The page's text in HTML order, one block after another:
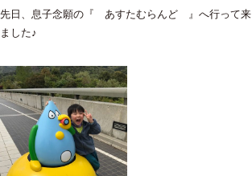
先日、息子念願の『 あすたむらんど 』へ行って来
ました♪